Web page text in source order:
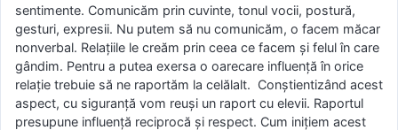
sentimente. Comunicăm prin cuvinte, tonul vocii, postură,
gesturi, expresii. Nu putem să nu comunicăm, o facem măcar
nonverbal. Relațiile le creăm prin ceea ce facem și felul în care
gândim. Pentru a putea exersa o oarecare influență în orice
relație trebuie să ne raportăm la celălalt. Conștientizând acest
aspect, cu siguranță vom reuși un raport cu elevii. Raportul
presupune influență reciprocă și respect. Cum inițiem acest